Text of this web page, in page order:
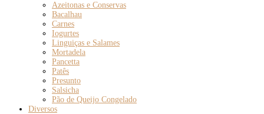
Azeitonas e Conservas
Bacalhau
Carnes
Iogurtes
Linguiças e Salames
Mortadela
Pancetta
Patês
Presunto
Salsicha
Pão de Queijo Congelado
Diversos